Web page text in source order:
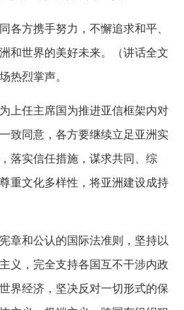
各方携手努力，不懈追求和平、
和世界的美好未来。（讲话全文
热烈掌声。
上任主席国为推进亚信框架内对
致同意，各方要继续立足亚洲实
落实信任措施，谋求共同、综
重文化多样性，将亚洲建设成持
章和公认的国际法准则，坚持以
义，完全支持各国互不干涉内政
界经济，坚决反对一切形式的保